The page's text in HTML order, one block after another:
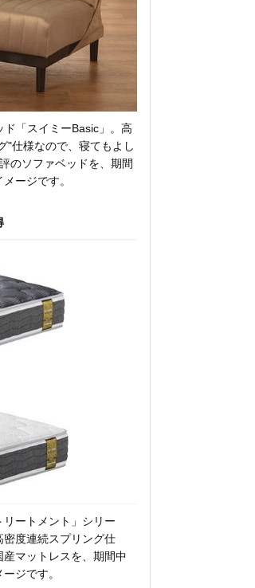
「スイミーBasic」。高
"仕様なので、寝てもよし
のソファベッドを、期間
ージです。
ートメント」シリー
度連続スプリング仕
マットレスを、期間中
ジです。